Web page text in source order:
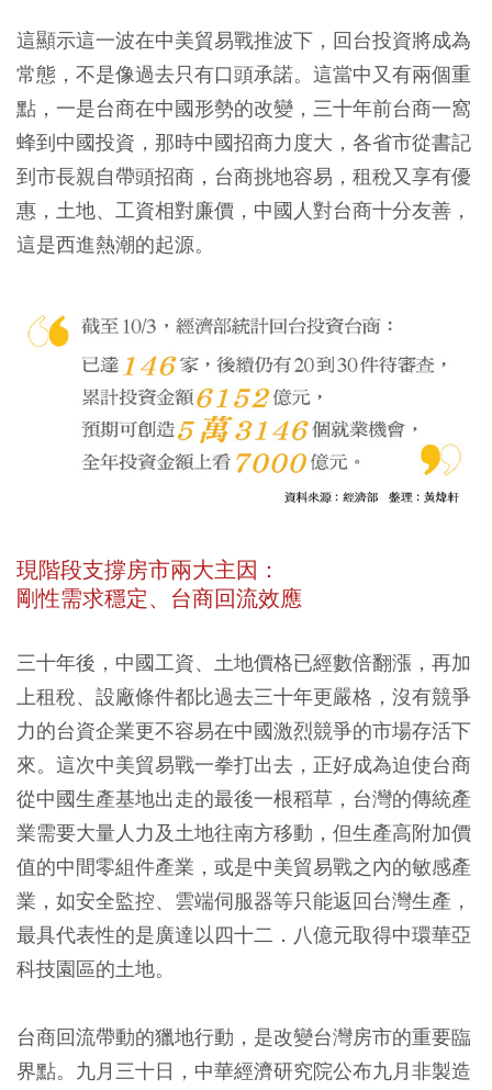
這顯示這一波在中美貿易戰推波下，回台投資將成為
常態，不是像過去只有口頭承諾。這當中又有兩個重
點，一是台商在中國形勢的改變，三十年前台商一窩
蜂到中國投資，那時中國招商力度大，各省市從書記
到市長親自帶頭招商，台商挑地容易，租稅又享有優
惠，土地、工資相對廉價，中國人對台商十分友善，
這是西進熱潮的起源。
現階段支撐房市兩大主因：
剛性需求穩定、台商回流效應
三十年後，中國工資、土地價格已經數倍翻漲，再加
上租稅、設廠條件都比過去三十年更嚴格，沒有競爭
力的台資企業更不容易在中國激烈競爭的市場存活下
來。這次中美貿易戰一拳打出去，正好成為迫使台商
從中國生產基地出走的最後一根稻草，台灣的傳統產
業需要大量人力及土地往南方移動，但生產高附加價
值的中間零組件產業，或是中美貿易戰之內的敏感產
業，如安全監控、雲端伺服器等只能返回台灣生產，
最具代表性的是廣達以四十二．八億元取得中環華亞
科技園區的土地。
台商回流帶動的獵地行動，是改變台灣房市的重要臨
界點。九月三十日，中華經濟研究院公布九月非製造